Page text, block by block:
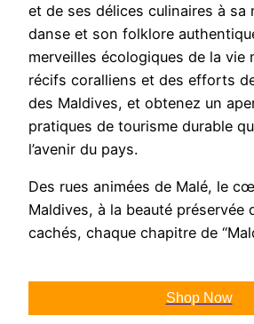
et de ses délices culinaires à sa
danse et son folklore
merveilles écologiques de la vie
récifs coralliens et des efforts
des Maldives, et obtenez un
pratiques de tourisme durable
l’avenir du pays.
Des rues animées de Malé, le
Maldives, à la beauté préservée
cachés, chaque chapitre de
Shop Now